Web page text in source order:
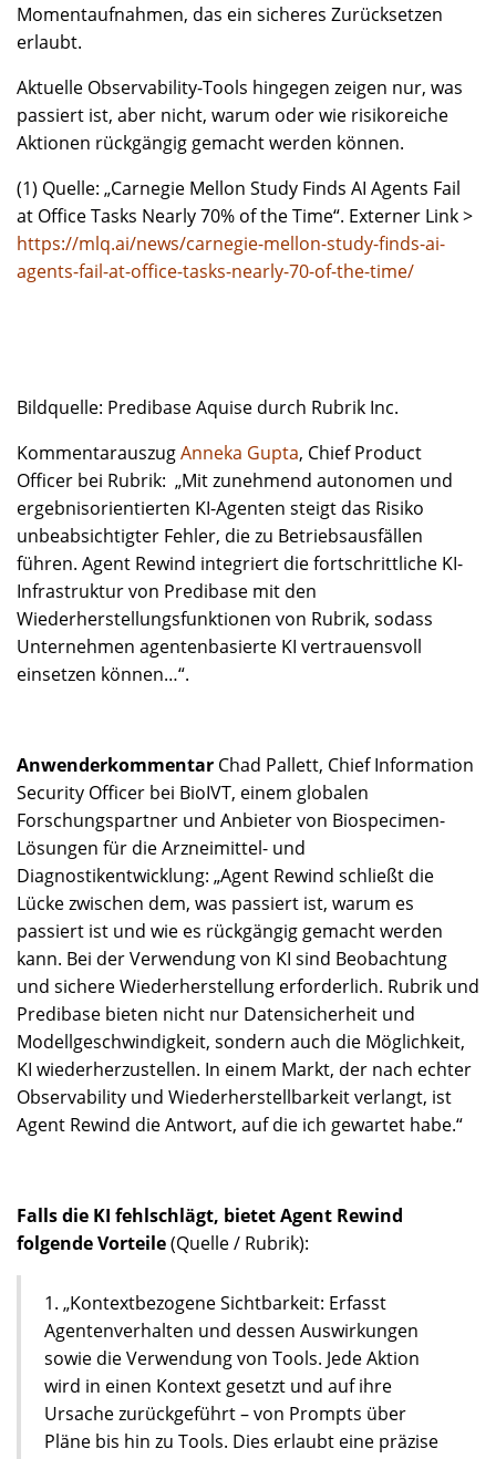
Momentaufnahmen, das ein sicheres Zurücksetzen
erlaubt.
Aktuelle Observability-Tools hingegen zeigen nur, was
passiert ist, aber nicht, warum oder wie risikoreiche
Aktionen rückgängig gemacht werden können.
(1) Quelle: „Carnegie Mellon Study Finds AI Agents Fail
at Office Tasks Nearly 70% of the Time“. Externer Link >
https://mlq.ai/news/carnegie-mellon-study-finds-ai-
agents-fail-at-office-tasks-nearly-70-of-the-time/
Bildquelle: Predibase Aquise durch Rubrik Inc.
KommentarauszugAnneka Gupta, Chief Product
Officer bei Rubrik: „Mit zunehmend autonomen und
ergebnisorientierten KI-Agenten steigt das Risiko
unbeabsichtigter Fehler, die zu Betriebsausfällen
führen. Agent Rewind integriert die fortschrittliche KI-
Infrastruktur von Predibase mit den
Wiederherstellungsfunktionen von Rubrik, sodass
Unternehmen agentenbasierte KI vertrauensvoll
einsetzen können…“.
Anwenderkommentar Chad Pallett, Chief Information
Security Officer bei BioIVT, einem globalen
Forschungspartner und Anbieter von Biospecimen-
Lösungen für die Arzneimittel- und
Diagnostikentwicklung: „Agent Rewind schließt die
Lücke zwischen dem, was passiert ist, warum es
passiert ist und wie es rückgängig gemacht werden
kann. Bei der Verwendung von KI sind Beobachtung
und sichere Wiederherstellung erforderlich. Rubrik und
Predibase bieten nicht nur Datensicherheit und
Modellgeschwindigkeit, sondern auch die Möglichkeit,
KI wiederherzustellen. In einem Markt, der nach echter
Observability und Wiederherstellbarkeit verlangt, ist
Agent Rewind die Antwort, auf die ich gewartet habe.“
Falls die KI fehlschlägt, bietet Agent Rewind
folgende Vorteile(Quelle / Rubrik):
1. „Kontextbezogene Sichtbarkeit: Erfasst
Agentenverhalten und dessen Auswirkungen
sowie die Verwendung von Tools. Jede Aktion
wird in einen Kontext gesetzt und auf ihre
Ursache zurückgeführt – von Prompts über
Pläne bis hin zu Tools. Dies erlaubt eine präzise